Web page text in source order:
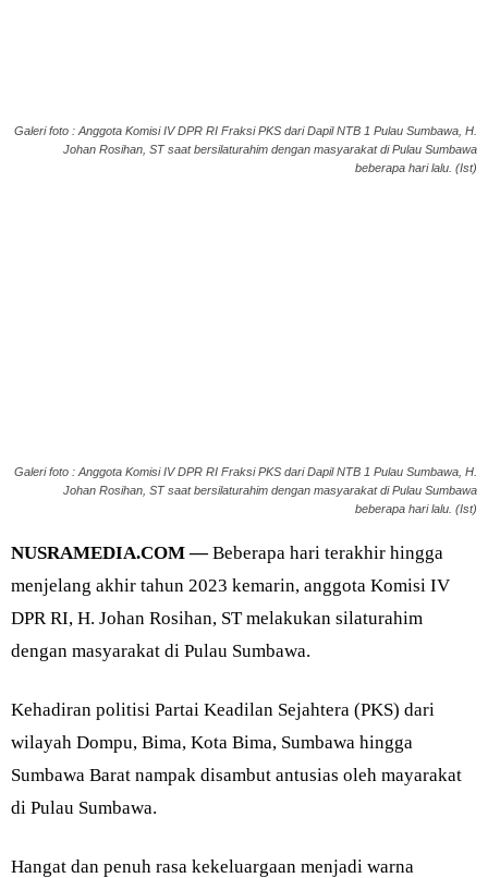
Galeri foto : Anggota Komisi IV DPR RI Fraksi PKS dari Dapil NTB 1 Pulau Sumbawa, H.
Johan Rosihan, ST saat bersilaturahim dengan masyarakat di Pulau Sumbawa
beberapa hari lalu. (Ist)
Galeri foto : Anggota Komisi IV DPR RI Fraksi PKS dari Dapil NTB 1 Pulau Sumbawa, H.
Johan Rosihan, ST saat bersilaturahim dengan masyarakat di Pulau Sumbawa
beberapa hari lalu. (Ist)
NUSRAMEDIA.COM —Beberapa hari terakhir hingga
menjelang akhir tahun 2023 kemarin, anggota Komisi IV
DPR RI, H. Johan Rosihan, ST melakukan silaturahim
dengan masyarakat di Pulau Sumbawa.
Kehadiran politisi Partai Keadilan Sejahtera (PKS) dari
wilayah Dompu, Bima, Kota Bima, Sumbawa hingga
Sumbawa Barat nampak disambut antusias oleh mayarakat
di Pulau Sumbawa.
Hangat dan penuh rasa kekeluargaan menjadi warna